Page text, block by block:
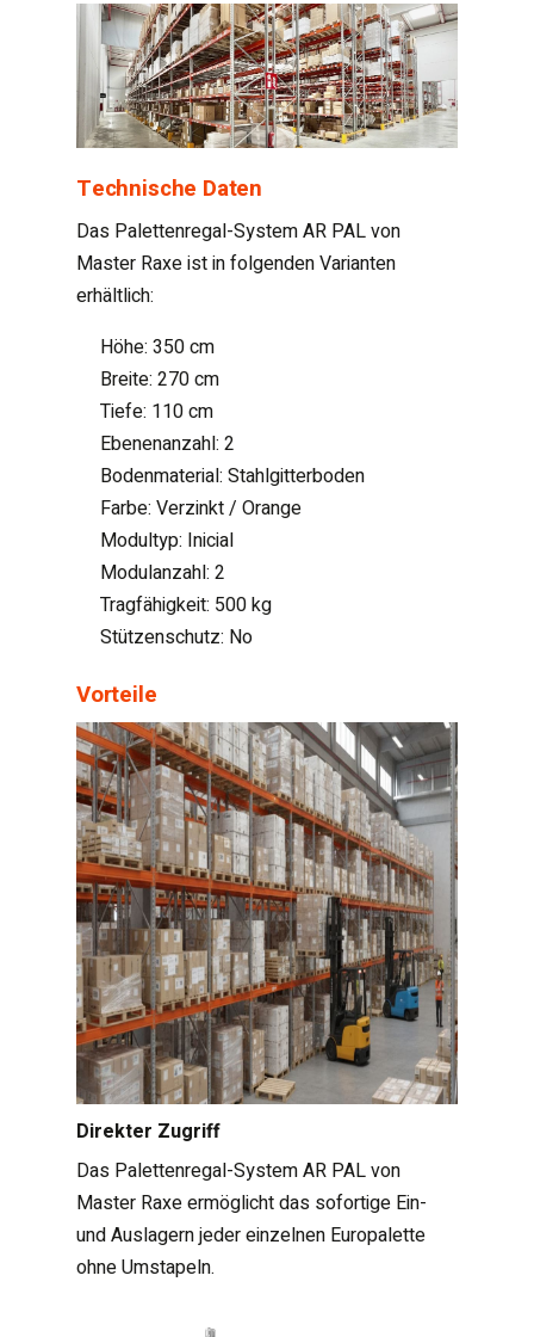
Technische Daten
Das Palettenregal-System AR PAL von
Master Raxe ist in folgenden Varianten
erhältlich:
Höhe: 350 cm
Breite: 270 cm
Tiefe: 110 cm
Ebenenanzahl: 2
Bodenmaterial: Stahlgitterboden
Farbe: Verzinkt / Orange
Modultyp: Inicial
Modulanzahl: 2
Tragfähigkeit: 500 kg
Stützenschutz: No
Vorteile
Direkter Zugriff
Das Palettenregal-System AR PAL von
Master Raxe ermöglicht das sofortige Ein-
und Auslagern jeder einzelnen Europalette
ohne Umstapeln.